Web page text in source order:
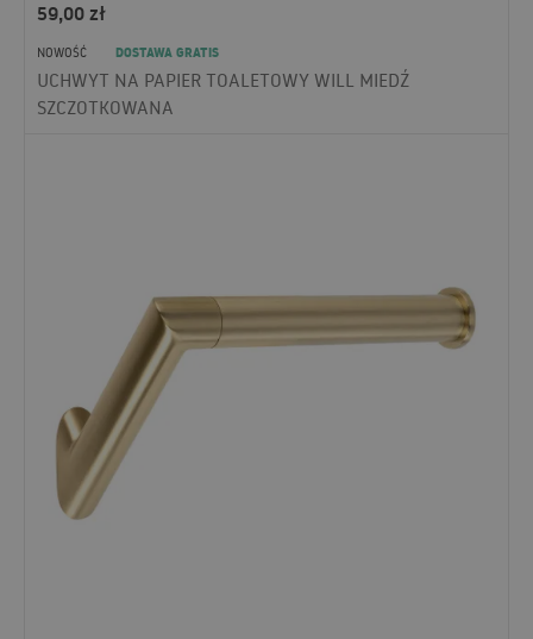
59,00zł
NOWOŚĆ
DOSTAWA GRATIS
UCHWYT NA PAPIER TOALETOWY WILL MIEDŹ
SZCZOTKOWANA